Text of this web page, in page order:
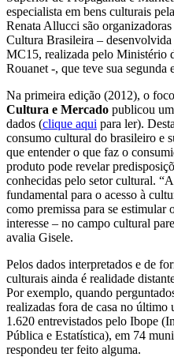
especialista em bens culturais
Renata Allucci são
Cultura Brasileira –
MC15, realizada pelo Ministério
Rouanet -, que teve sua segunda
Na primeira edição (2012), o
Cultura e Mercado publicou
dados (clique aqui para ler).
consumo cultural do brasileiro e
que entender o que faz o
produto pode revelar
conhecidas pelo setor cultural.
fundamental para o acesso à
como premissa para se estimular
interesse – no campo cultural
avalia Gisele.
Pelos dados interpretados e de
culturais ainda é realidade
Por exemplo, quando
realizadas fora de casa no último
1.620 entrevistados pelo Ibope
Pública e Estatística), em 74
respondeu ter feito alguma.